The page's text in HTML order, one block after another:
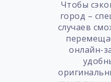
Чтобы
город –
случаев
онлайн-